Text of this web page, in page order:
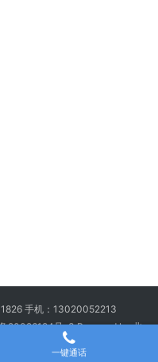
手机： 13020052213
20026194号-3Powered by 北
一键通话